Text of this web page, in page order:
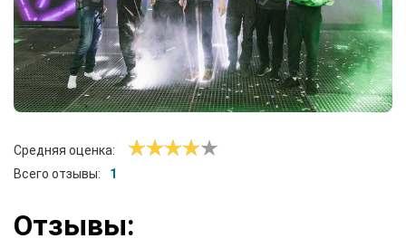
Средняя оценка:
Всего отзывы:
1
Отзывы: